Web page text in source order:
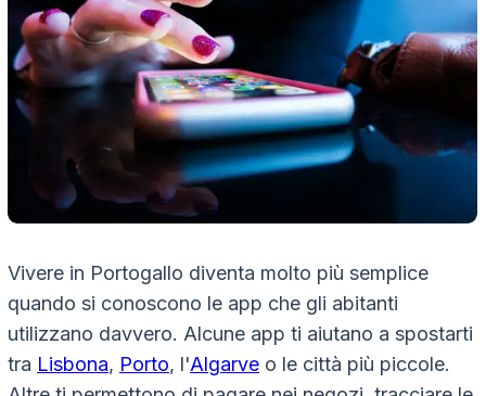
Vivere in Portogallo diventa molto più semplice
quando si conoscono le app che gli abitanti
utilizzano davvero. Alcune app ti aiutano a spostarti
tra Lisbona, Porto, l'Algarve o le città più piccole.